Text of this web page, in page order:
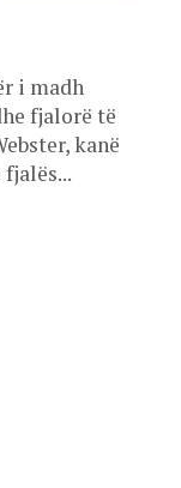
i madh
fjalorë të
kanë